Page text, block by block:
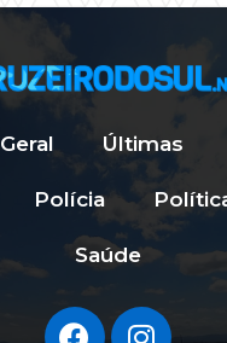
Geral Últimas
Polícia
Saúde